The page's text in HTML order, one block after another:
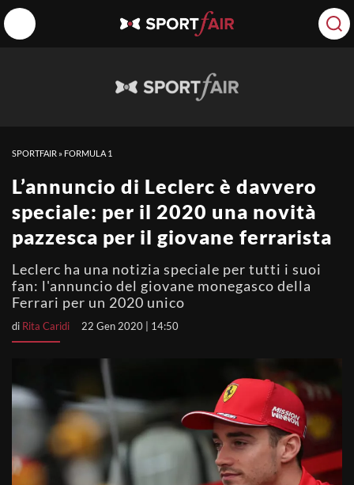
SPORTFAIR » FORMULA 1
L’annuncio di Leclerc è davvero
speciale: per il 2020 una novità
pazzesca per il giovane ferrarista
Leclerc ha una notizia speciale per tutti i suoi
fan: l'annuncio del giovane monegasco della
Ferrari per un 2020 unico
di Rita Caridi 22 Gen 2020 | 14:50